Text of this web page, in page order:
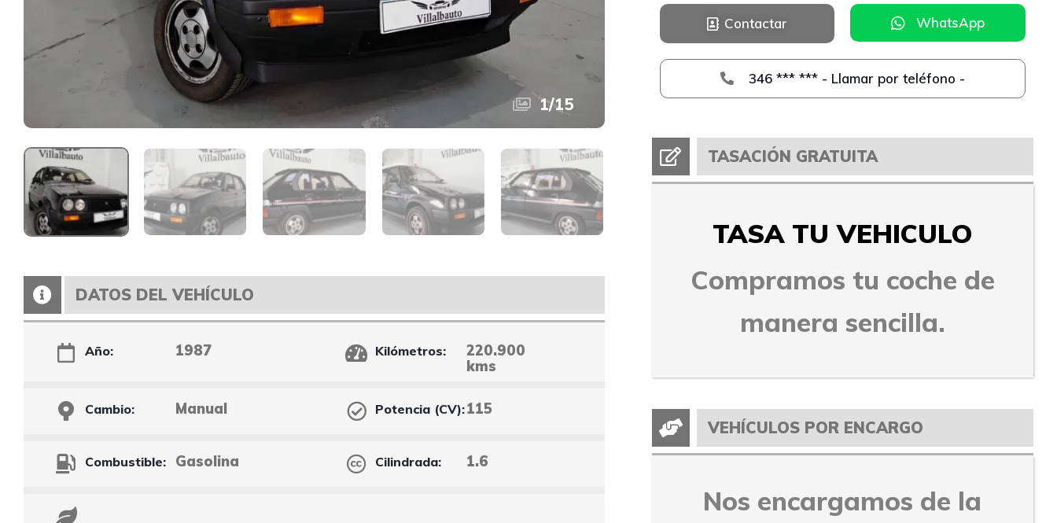
1/15
DATOS DEL VEHÍCULO
Año: 1987 Kilómetros:
220.900
kms
Cambio: Manual Potencia (CV):115
Combustible: Gasolina Cilindrada: 1.6
Contactar WhatsApp
346 *** *** - Llamar por teléfono -
TASACIÓN GRATUITA
TASA TU VEHICULO
Compramos tu coche de
manera sencilla.
VEHÍCULOS POR ENCARGO
Nos encargamos de la